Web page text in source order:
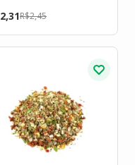
R$2,45
2,31